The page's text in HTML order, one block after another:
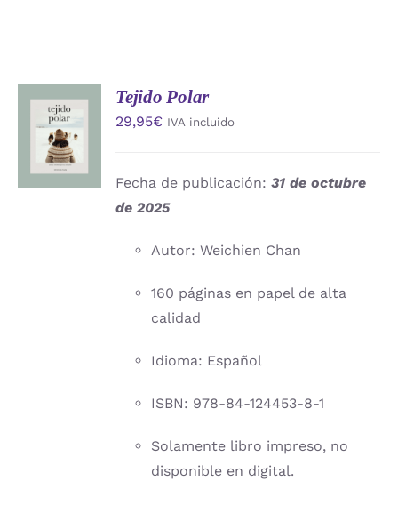
AÑADIR
AL
CARRITO
/
DETALLES
Tejido Polar
29,95€ IVA incluido
Fecha de publicación:31 de octubre
de 2025
Autor: Weichien Chan
160 páginas en papel de alta
calidad
Idioma: Español
ISBN: 978-84-124453-8-1
Solamente libro impreso, no
disponible en digital.